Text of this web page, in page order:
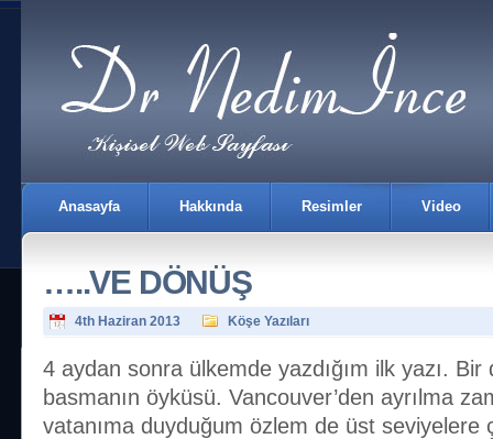
Anasayfa Hakkında Resimler Video
İletişim
…..VE DÖNÜŞ
4th Haziran 2013 Köşe Yazıları
4 aydan sonra ülkemde yazdığım ilk yazı.
basmanın öyküsü. Vancouver’den ayrılma
vatanıma duyduğum özlem de üst seviyelere